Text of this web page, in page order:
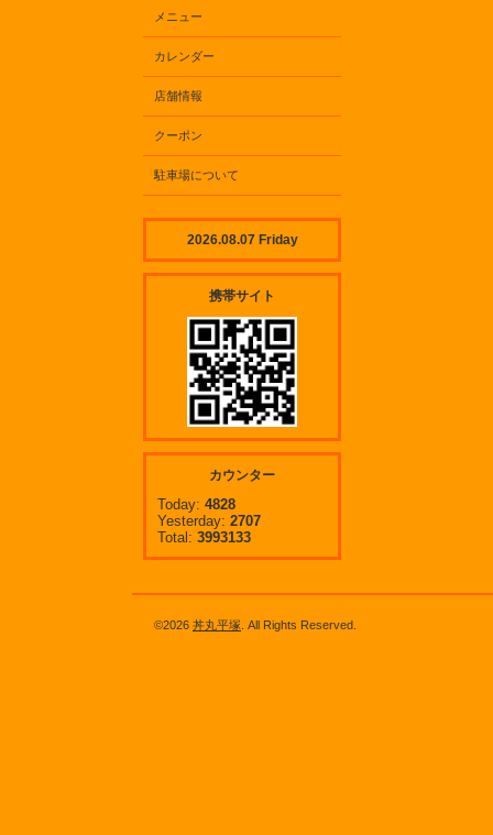
メニュー
カレンダー
店舗情報
クーポン
駐車場について
2026.08.07 Friday
携帯サイト
カウンター
Today: 4828
Yesterday: 2707
Total: 3993133
©2026 丼丸平塚 . All Rights Reserved.